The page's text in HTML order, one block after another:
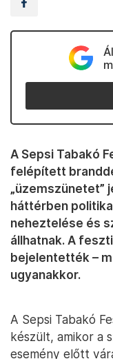
A Sepsi Tabakó
felépített
„üzemszünetet”
háttérben
neheztelése és
állhatnak. A
bejelentették –
ugyanakkor.
A Sepsi Tabakó
készült, amikor a
esemény előtt